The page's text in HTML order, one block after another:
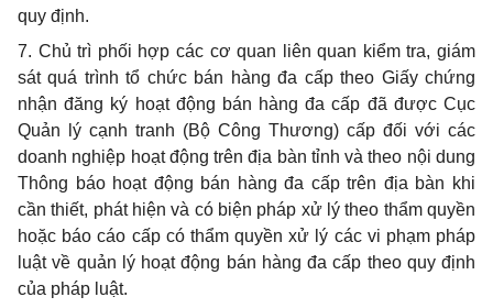
quy định.
7. Chủ trì phối hợp các cơ quan liên quan kiểm tra, giám
sát quá trình tổ chức bán hàng đa cấp theo Giấy chứng
nhận đăng ký hoạt động bán hàng đa cấp đã được Cục
Quản lý cạnh tranh (Bộ Công Thương) cấp đối với các
doanh nghiệp hoạt động trên địa bàn tỉnh và theo nội dung
Thông báo hoạt động bán hàng đa cấp trên địa bàn khi
cần thiết, phát hiện và có biện pháp xử lý theo thẩm quyền
hoặc báo cáo cấp có thẩm quyền xử lý các vi phạm pháp
luật về quản lý hoạt động bán hàng đa cấp theo quy định
của pháp luật.